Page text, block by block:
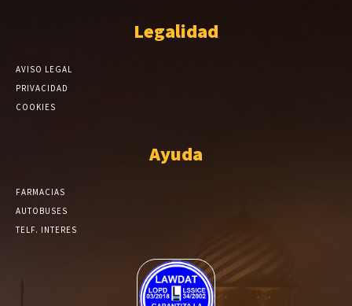
Legalidad
AVISO LEGAL
PRIVACIDAD
COOKIES
Ayuda
FARMACIAS
AUTOBUSES
TELF. INTERES